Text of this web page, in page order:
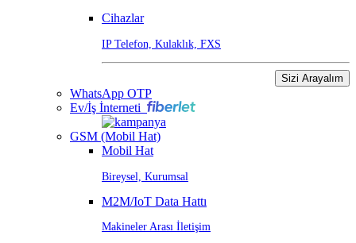
Cihazlar
IP Telefon, Kulaklık, FXS
Sizi Arayalım
WhatsApp OTP
Ev/İş İnterneti
GSM (Mobil Hat)
Mobil Hat
Bireysel, Kurumsal
M2M/IoT Data Hattı
Makineler Arası İletişim